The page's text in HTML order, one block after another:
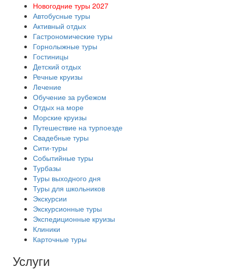
Новогодние туры 2027
Автобусные туры
Активный отдых
Гастрономические туры
Горнолыжные туры
Гостиницы
Детский отдых
Речные круизы
Лечение
Обучение за рубежом
Отдых на море
Морские круизы
Путешествие на турпоезде
Свадебные туры
Сити-туры
Событийные туры
Турбазы
Туры выходного дня
Туры для школьников
Экскурсии
Экскурсионные туры
Экспедиционные круизы
Клиники
Карточные туры
Услуги